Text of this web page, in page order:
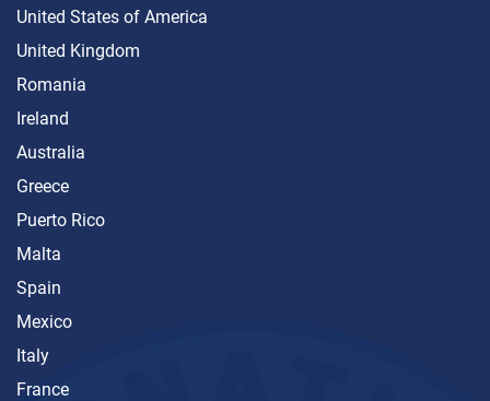
United States of America
United Kingdom
Romania
Ireland
Australia
Greece
Puerto Rico
Malta
Spain
Mexico
Italy
France